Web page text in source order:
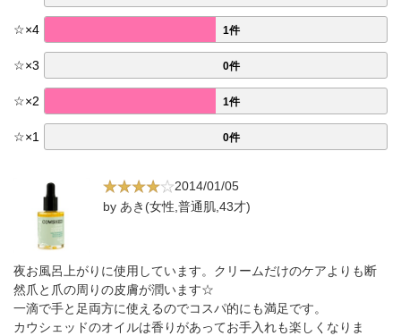
☆×4 1件
☆×3 0件
☆×2 1件
☆×1 0件
2014/01/05
by あき(女性,普通肌,43才)
夜お風呂上がりに使用しています。クリームだけのケアよりも断
然爪と爪の周りの皮膚が潤います☆
一滴で手と足両方に使えるのでコスパ的にも満足です。
カウシェッドのオイルは香りがあってお手入れも楽しくなりま